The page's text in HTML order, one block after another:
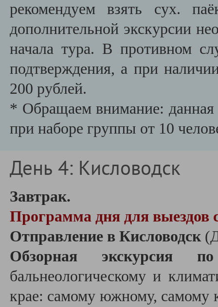
рекомендуем взять сух.
дополнительной экскурсии
начала тура. В противном
подтверждения, а при
200 рублей.
* Обращаем внимание: данная
при наборе группы от 10
День 4: Кисловодск
Завтрак.
Программа дня для выездов
Отправление в Кисловодск
Обзорная экскурсия по
бальнеологическому и
крае: самому южному, самому